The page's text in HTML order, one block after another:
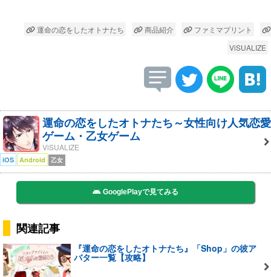
運命の恋をしたオトナたち 商品紹介
ファミマプリント
ViSUALIZE
運命の恋をしたオトナたち～女性向け人気恋愛
ゲーム・乙女ゲーム
ViSUALIZE
iOS Android 乙女
GooglePlayで見てみる
関連記事
『運命の恋をしたオトナたち』「Shop」の彼ア
バター一覧【攻略】